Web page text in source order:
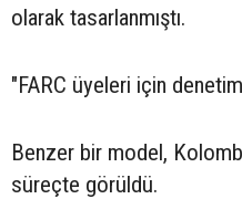
olarak tasarlanmıştı.
"FARC üyeleri için
Benzer bir model,
süreçte görüldü.